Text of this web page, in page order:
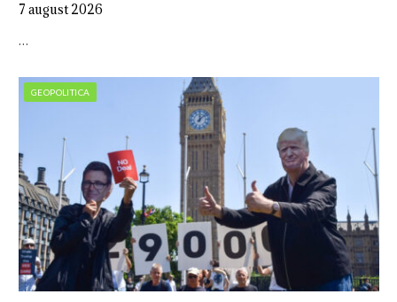
7 august 2026
…
GEOPOLITICA